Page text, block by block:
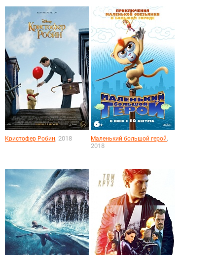
Кристофер Робин, 2018 Маленький большой герой,
2018